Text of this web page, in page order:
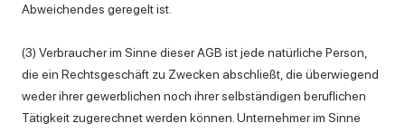
Abweichendes geregelt ist.
(3) Verbraucher im Sinne dieser AGB ist jede natürliche Person,
die ein Rechtsgeschäft zu Zwecken abschließt, die überwiegend
weder ihrer gewerblichen noch ihrer selbständigen beruflichen
Tätigkeit zugerechnet werden können. Unternehmer im Sinne